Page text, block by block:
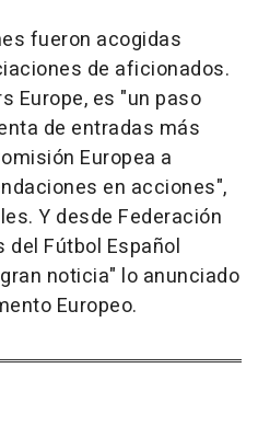
fueron acogidas
de aficionados.
Europe, es "un paso
de entradas más
Europea a
en acciones",
Y desde Federación
Fútbol Español
noticia" lo anunciado
Europeo.